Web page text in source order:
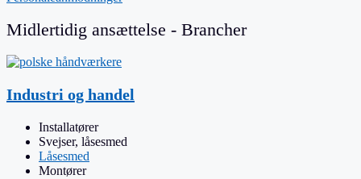
Midlertidig ansættelse - Brancher
Industri og handel
Installatører
Svejser, låsesmed
Låsesmed
Montører